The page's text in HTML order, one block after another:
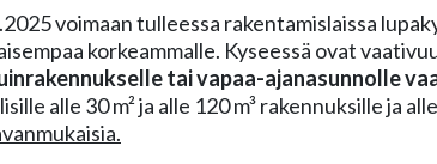
voimaan tulleessa rakentamislaissa
korkeammalle. Kyseessä ovat
tai vapaa-ajanasunnolle
alle 30 m² ja alle 120 m³ rakennuksille ja